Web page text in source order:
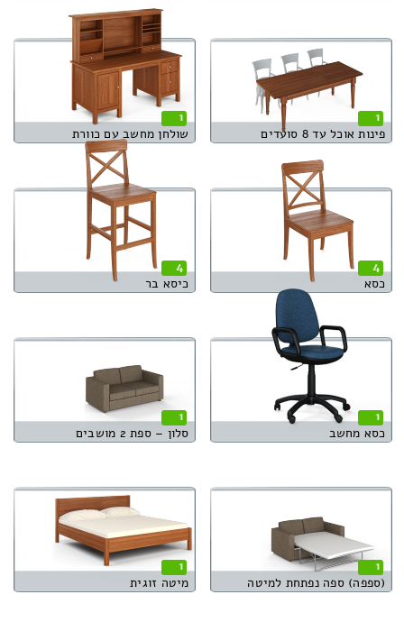
1
פינות אוכל עד 8 סועדים
1
שולחן מחשב עם כוורת
4
כסא
4
כיסא בר
1
כסא מחשב
1
סלון – ספת 2 מושבים
1
(ספפה) ספה נפתחת למיטה
1
מיטה זוגית